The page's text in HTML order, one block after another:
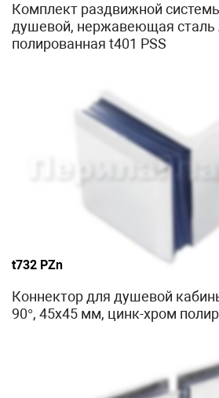
Комплект раздвижной
душевой, нержавеющая сталь
полированная t401 PSS
t732 PZn
Коннектор для душевой
90°, 45х45 мм, цинк-хром